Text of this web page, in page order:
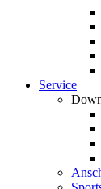
Service